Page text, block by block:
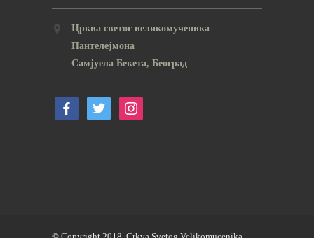
Црква светог великомученика
Пантелејмона
Самјуела Бекета, Београд